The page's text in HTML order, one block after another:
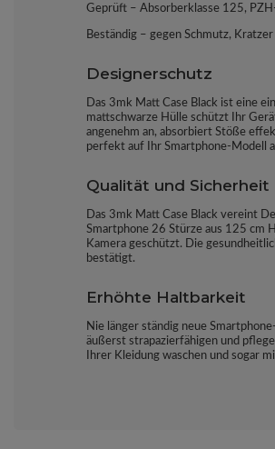
Geprüft – Absorberklasse 125,
Beständig – gegen Schmutz,
Designerschutz
Das 3mk Matt Case Black ist eine
mattschwarze Hülle schützt Ihr
angenehm an, absorbiert Stöße
perfekt auf Ihr Smartphone-Modell
Qualität und Sicherheit
Das 3mk Matt Case Black vereint
Smartphone 26 Stürze aus 125 cm
Kamera geschützt. Die
bestätigt.
Erhöhte Haltbarkeit
Nie länger ständig neue
äußerst strapazierfähigen und
Ihrer Kleidung waschen und sogar